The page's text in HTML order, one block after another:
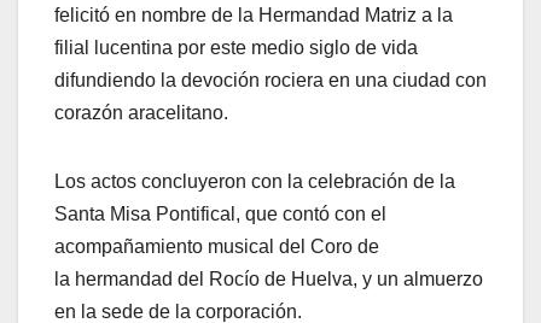
felicitó en nombre de la Hermandad Matriz a la
filial lucentina por este medio siglo de vida
difundiendo la devoción rociera en una ciudad con
corazón aracelitano.
Los actos concluyeron con la celebración de la
Santa Misa Pontifical, que contó con el
acompañamiento musical del Coro de
la hermandad del Rocío de Huelva, y un almuerzo
en la sede de la corporación.